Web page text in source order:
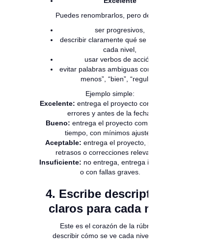
Puedes renombrarlos, pero deben:
ser progresivos,
describir claramente qué se espera en
cada nivel,
usar verbos de acción,
evitar palabras ambiguas como “más o
menos”, “bien”, “regular”.
Ejemplo simple:
Excelente: entrega el proyecto completo, sin
errores y antes de la fecha.
Bueno: entrega el proyecto completo y a
tiempo, con mínimos ajustes.
Aceptable: entrega el proyecto, pero con
retrasos o correcciones relevantes.
Insuficiente: no entrega, entrega incompleto
o con fallas graves.
4. Escribe descriptores
claros para cada nivel
Este es el corazón de la rúbrica:
describir cómo se ve cada nivel en la